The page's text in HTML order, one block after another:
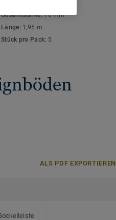
Gesamtstärke:10 mm
Länge: 1,95 m
Stück pro Pack: 5
ALS PDF EXPORTIEREN